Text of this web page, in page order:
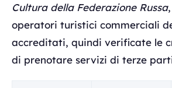
Cultura della Federazione Russa
operatori turistici commerciali
accreditati, quindi verificate le
di prenotare servizi di terze